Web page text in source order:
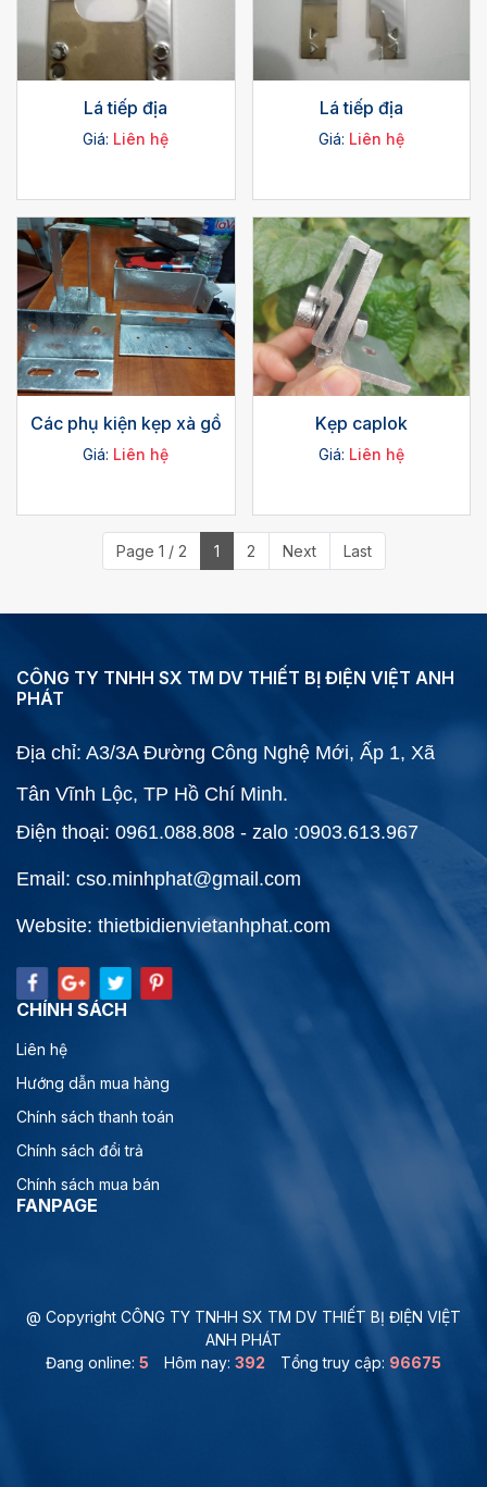
Lá tiếp địa
Giá: Liên hệ
Lá tiếp địa
Giá: Liên hệ
Các phụ kiện kẹp xà gồ
Giá: Liên hệ
Kẹp caplok
Giá: Liên hệ
Page 1 / 2 1 2 Next Last
CÔNG TY TNHH SX TM DV THIẾT BỊ ĐIỆN VIỆT ANH
PHÁT
Địa chỉ: A3/3A Đường Công Nghệ Mới, Ấp 1, Xã
Tân Vĩnh Lộc, TP Hồ Chí Minh.
Điện thoại: 0961.088.808 - zalo :0903.613.967
Email: cso.minhphat@gmail.com
Website: thietbidienvietanhphat.com
CHÍNH SÁCH
Liên hệ
Hướng dẫn mua hàng
Chính sách thanh toán
Chính sách đổi trả
Chính sách mua bán
FANPAGE
@ Copyright CÔNG TY TNHH SX TM DV THIẾT BỊ ĐIỆN VIỆT
ANH PHÁT
Đang online: 5 Hôm nay: 392 Tổng truy cập: 96675